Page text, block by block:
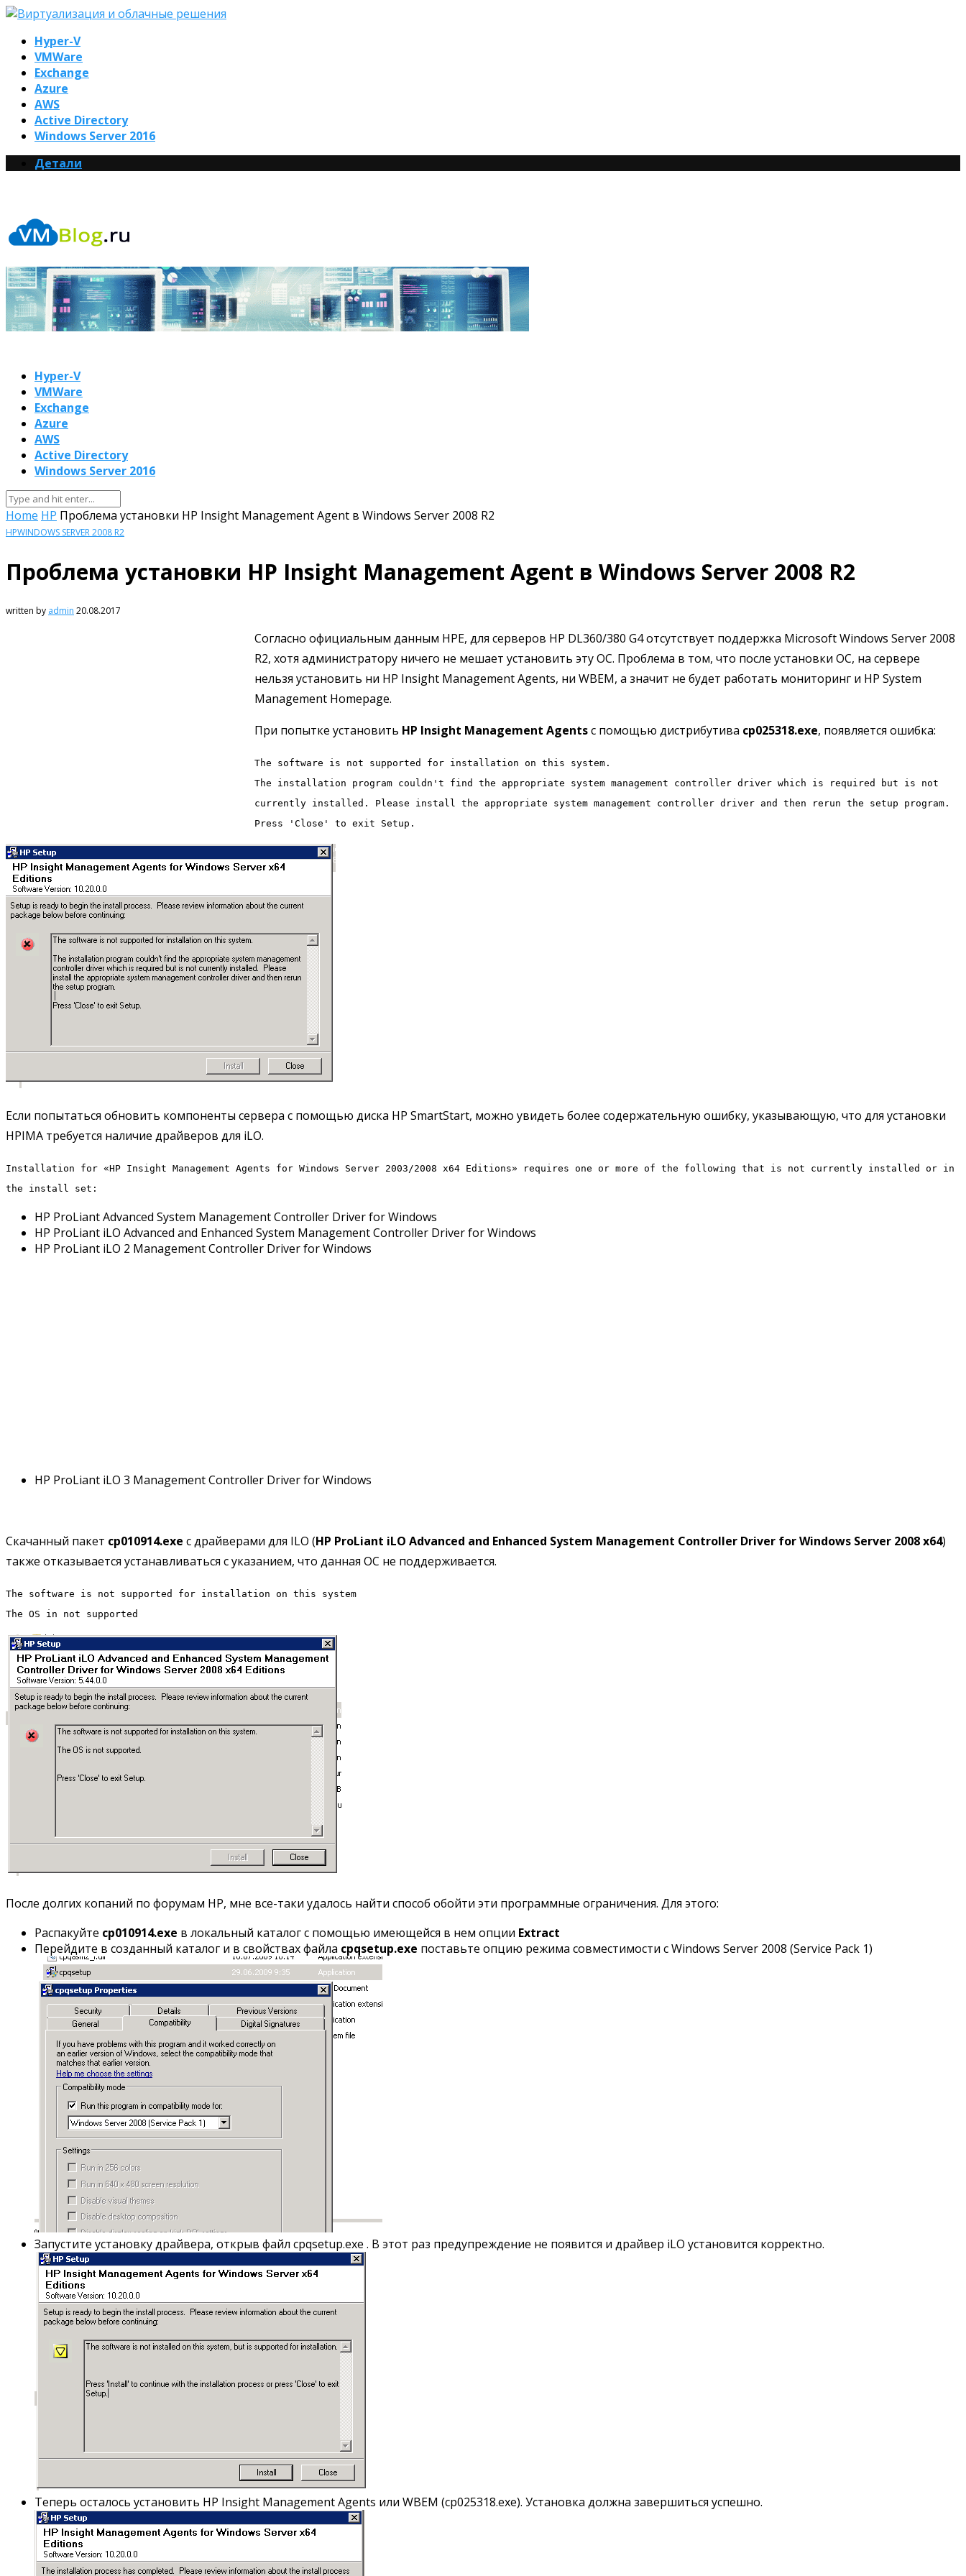
Hyper-V
VMWare
Exchange
Azure
AWS
Active Directory
Windows Server 2016
Детали
Hyper-V
VMWare
Exchange
Azure
AWS
Active Directory
Windows Server 2016
Home HP Проблема установки HP Insight Management Agent в Windows Server 2008 R2
HPWINDOWS SERVER 2008 R2
Проблема установки HP Insight Management Agent в Windows Server 2008 R2
written by admin 20.08.2017
Согласно официальным данным HPE, для серверов HP DL360/380 G4 отсутствует поддержка Microsoft Windows Server 2008
R2, хотя администратору ничего не мешает установить эту ОС. Проблема в том, что после установки ОС, на сервере
нельзя установить ни HP Insight Management Agents, ни WBEM, а значит не будет работать мониторинг и HP System
Management Homepage.
При попытке установить HP Insight Management Agentsс помощью дистрибутива cp025318.exe, появляется ошибка:
The software is not supported for installation on this system.
The installation program couldn't find the appropriate system management controller driver which is required but is not
currently installed. Please install the appropriate system management controller driver and then rerun the setup program.
Press 'Close' to exit Setup.
Если попытаться обновить компоненты сервера с помощью диска HP SmartStart, можно увидеть более содержательную ошибку, указывающую, что для установки
HPIMA требуется наличие драйверов для iLO.
Installation for «HP Insight Management Agents for Windows Server 2003/2008 x64 Editions» requires one or more of the following that is not currently installed or in
the install set:
HP ProLiant Advanced System Management Controller Driver for Windows
HP ProLiant iLO Advanced and Enhanced System Management Controller Driver for Windows
HP ProLiant iLO 2 Management Controller Driver for Windows
HP ProLiant iLO 3 Management Controller Driver for Windows
Скачанный пакет cp010914.exe с драйверами для ILO (HP ProLiant iLO Advanced and Enhanced System Management Controller Driver for Windows Server 2008 x64)
также отказывается устанавливаться с указанием, что данная ОС не поддерживается.
The software is not supported for installation on this system
The OS in not supported
После долгих копаний по форумам HP, мне все-таки удалось найти способ обойти эти программные ограничения. Для этого:
Распакуйте cp010914.exe в локальный каталог с помощью имеющейся в нем опции Extract
Перейдите в созданный каталог и в свойствах файла cpqsetup.exe поставьте опцию режима совместимости с Windows Server 2008 (Service Pack 1)
Запустите установку драйвера, открыв файл cpqsetup.exe . В этот раз предупреждение не появится и драйвер iLO установится корректно.
Теперь осталось установить HP Insight Management Agents или WBEM (cp025318.exe). Установка должна завершиться успешно.